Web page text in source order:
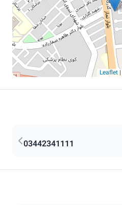
|
03442341111